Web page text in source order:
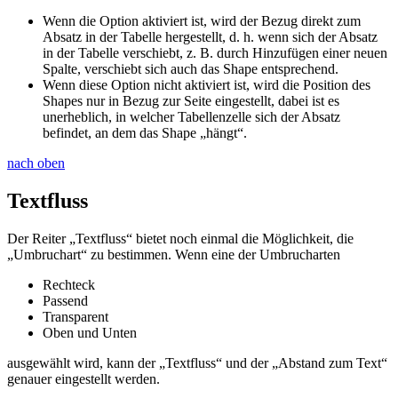
Wenn die Option aktiviert ist, wird der Bezug direkt zum
Absatz in der Tabelle hergestellt, d. h. wenn sich der Absatz
in der Tabelle verschiebt, z. B. durch Hinzufügen einer neuen
Spalte, verschiebt sich auch das Shape entsprechend.
Wenn diese Option nicht aktiviert ist, wird die Position des
Shapes nur in Bezug zur Seite eingestellt, dabei ist es
unerheblich, in welcher Tabellenzelle sich der Absatz
befindet, an dem das Shape „hängt“.
nach oben
Textfluss
Der Reiter „Textfluss“ bietet noch einmal die Möglichkeit, die
„Umbruchart“ zu bestimmen. Wenn eine der Umbrucharten
Rechteck
Passend
Transparent
Oben und Unten
ausgewählt wird, kann der „Textfluss“ und der „Abstand zum Text“
genauer eingestellt werden.